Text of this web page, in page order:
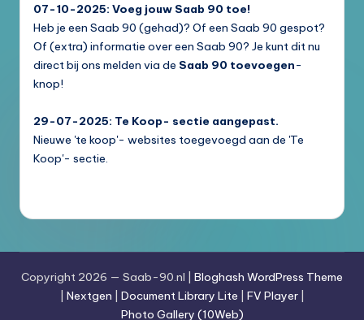
07-10-2025: Voeg jouw Saab 90 toe!
Heb je een Saab 90 (gehad)? Of een Saab 90 gespot?
Of (extra) informatie over een Saab 90? Je kunt dit nu
direct bij ons melden via de Saab 90 toevoegen-
knop!
29-07-2025: Te Koop- sectie aangepast.
Nieuwe 'te koop'- websites toegevoegd aan de 'Te
Koop'- sectie.
Copyright 2026 — Saab-90.nl | Bloghash WordPress Theme
Nextgen Document Library Lite FV Player|
Photo Gallery (10Web)